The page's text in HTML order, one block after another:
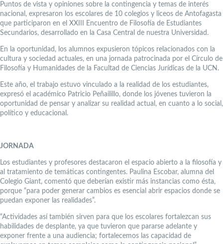
Puntos de vista y opiniones sobre la contingencia y temas de interés
nacional, expresaron los escolares de 10 colegios y liceos de Antofagasta
que participaron en el XXIII Encuentro de Filosofía de Estudiantes
Secundarios, desarrollado en la Casa Central de nuestra Universidad.
En la oportunidad, los alumnos expusieron tópicos relacionados con la
cultura y sociedad actuales, en una jornada patrocinada por el Círculo de
Filosofía y Humanidades de la Facultad de Ciencias Jurídicas de la UCN.
Este año, el trabajo estuvo vinculado a la realidad de los estudiantes,
expresó el académico Patricio Peñailillo, donde los jóvenes tuvieron la
oportunidad de pensar y analizar su realidad actual, en cuanto a lo social,
político y educacional.
JORNADA
Los estudiantes y profesores destacaron el espacio abierto a la filosofía y
al tratamiento de temáticas contingentes. Paulina Escobar, alumna del
Colegio Giant, comentó que deberían existir más instancias como ésta,
porque “para poder generar cambios es esencial abrir espacios donde se
puedan exponer las realidades”.
“Actividades así también sirven para que los escolares fortalezcan sus
habilidades de desplante, ya que tuvieron que pararse adelante y
exponer frente a una audiencia; fortalecemos las capacidad de